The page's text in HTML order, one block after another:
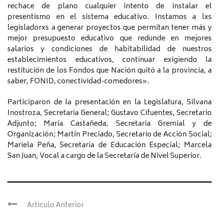
rechace de plano cualquier intento de instalar el
presentismo en el sistema educativo. Instamos a lxs
legisladorxs a generar proyectos que permitan tener más y
mejor presupuesto educativo que redunde en mejores
salarios y condiciones de habitabilidad de nuestros
establecimientos educativos, continuar exigiendo la
restitución de los Fondos que Nación quitó a la provincia, a
saber, FONID, conectividad-comedores».
Participaron de la presentación en la Legislatura, Silvana
Inostroza, Secretaria General; Gustavo Cifuentes, Secretario
Adjunto; María Castañeda, Secretaria Gremial y de
Organización; Martín Preciado, Secretario de Acción Social;
Mariela Peña, Secretaria de Educación Especial; Marcela
San Juan, Vocal a cargo de la Secretaría de Nivel Superior.
Articulo Anterior